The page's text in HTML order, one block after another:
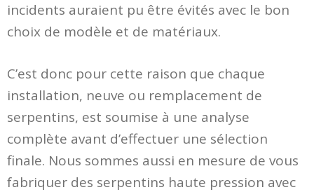
incidents auraient pu être évités avec le bon
choix de modèle et de matériaux.
C’est donc pour cette raison que chaque
installation, neuve ou remplacement de
serpentins, est soumise à une analyse
complète avant d’effectuer une sélection
finale. Nous sommes aussi en mesure de vous
fabriquer des serpentins haute pression avec